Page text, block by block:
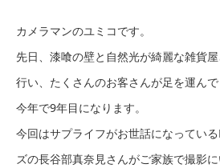
カメラマンのユミコです。
先日、漆喰の壁と自然光が綺麗な雑貨
行い、たくさんのお客さんが足を運んで
今年で9年目になります。
今回はサプライフがお世話になってい
ズの長谷部真奈見さんがご家族で撮影